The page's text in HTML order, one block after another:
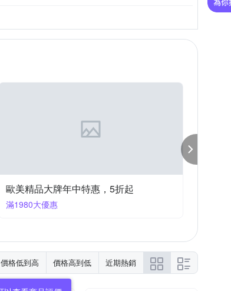
歐美精品大牌年中特惠，5折起
滿1980大優惠
價格低到高 價格高到低 近期熱銷